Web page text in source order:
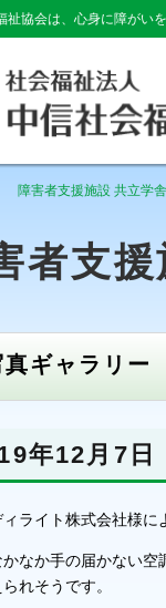
祉協会は、心身に障がい
障害者支援施設 共立学舎
者支援
真ギャラリー
年12月7
ライト株式会社様に
なか手の届かない
れそうです。